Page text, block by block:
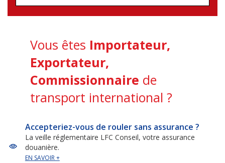
Vous êtes Importateur,
Exportateur,
Commissionnaire de
transport international ?
Accepteriez-vous de rouler sans assurance ?
La veille réglementaire LFC Conseil, votre assurance
douanière.
EN SAVOIR +